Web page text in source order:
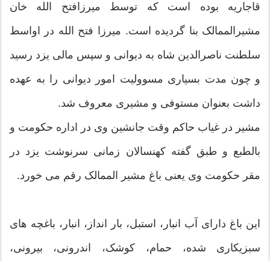
قاجاریه بوده است که توسط میرزافتح الله خان
مشیرالممالک بنا گردیده است. میرزا فتح الله در اواسط
سلطنت ناصرالدین شاه به دیوانی و سپس مالی یزد رسید
و چون مدت بسیاری مسوولیت امور دیوانی را به عهده
داشت بعنوان مستوفی و مشیری معروف شد.
مشیر در غیاب حاکم وقت جانشین وی در اداره حکومت و
بالطبع و طبق گفته کهنسالان زمانی سرنوشت یزد در
مقر حکومت وی یعنی باغ مشیر الممالک رقم می خورد.
این باغ دارای آب انبار، استبل، بار انداز، انبار، باغچه های
سبزیکاری شده، حمام، کوشک، اندرونی، بیرونی،